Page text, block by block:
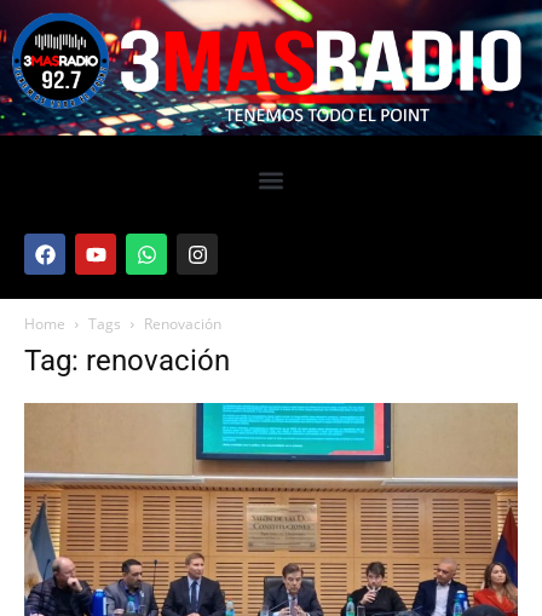
Home Tags Renovación
Tag: renovación